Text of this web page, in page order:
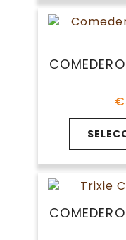
múltiples
se
en
página
de
producto
€
Este
tiene
múltiples
opciones